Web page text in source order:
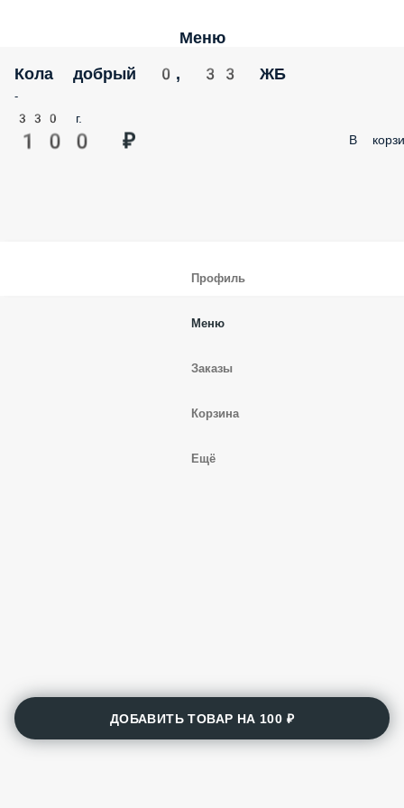
Меню
Кола добрый 0, 33 ЖБ
-
330 г.
100 ₽ В
ДОБАВИТЬ ТОВАР НА 100 ₽
Профиль
Меню
Заказы
Корзина
Ещё